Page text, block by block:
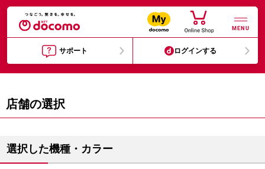
MENU
サポート ログインする
店舗の選択
選択した機種・カラー